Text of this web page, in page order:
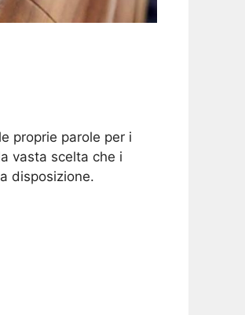
proprie parole per i
vasta scelta che i
disposizione.